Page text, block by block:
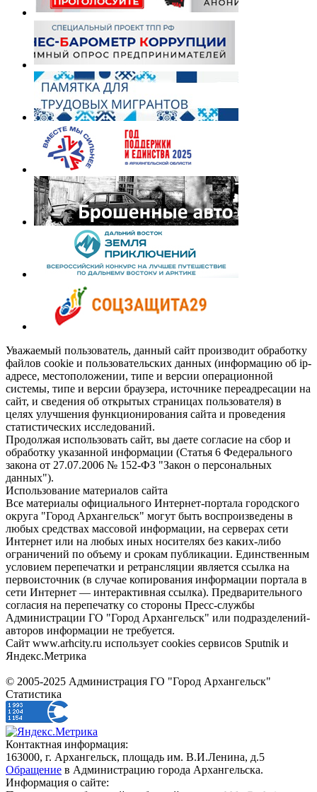
Уважаемый пользователь, данный сайт производит обработку
файлов cookie и пользовательских данных (информацию об ip-
адресе, местоположении, типе и версии операционной
системы, типе и версии браузера, источнике переадресации на
сайт, и сведения об открытых страницах пользователя) в
целях улучшения функционирования сайта и проведения
статистических исследований.
Продолжая использовать сайт, вы даете согласие на сбор и
обработку указанной информации (Статья 6 Федерального
закона от 27.07.2006 № 152-ФЗ "Закон о персональных
данных").
Использование материалов сайта
Все материалы официального Интернет-портала городского
округа "Город Архангельск" могут быть воспроизведены в
любых средствах массовой информации, на серверах сети
Интернет или на любых иных носителях без каких-либо
ограничений по объему и срокам публикации. Единственным
условием перепечатки и ретрансляции является ссылка на
первоисточник (в случае копирования информации портала в
сети Интернет — интерактивная ссылка). Предварительного
согласия на перепечатку со стороны Пресс-службы
Администрации ГО "Город Архангельск" или подразделений-
авторов информации не требуется.
Сайт www.arhcity.ru использует cookies сервисов Sputnik и
Яндекс.Метрика
© 2005-2025 Администрация ГО "Город Архангельск"
Статистика
Контактная информация:
163000, г. Архангельск, площадь им. В.И.Ленина, д.5
Обращение в Администрацию города Архангельска.
Информация о сайте: